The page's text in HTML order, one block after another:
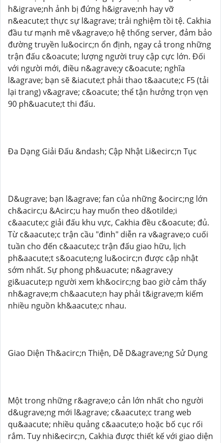
h&igrave;nh ảnh bị đứng h&igrave;nh hay vỡ
n&eacute;t thực sự l&agrave; trải nghiệm tồi tệ. Cakhia
đầu tư mạnh mẽ v&agrave;o hệ thống server, đảm bảo
đường truyền lu&ocirc;n ổn định, ngay cả trong những
trận đấu c&oacute; lượng người truy cập cực lớn. Đối
với người mới, điều n&agrave;y c&oacute; nghĩa
l&agrave; bạn sẽ &iacute;t phải thao t&aacute;c F5 (tải
lại trang) v&agrave; c&oacute; thể tận hưởng trọn vẹn
90 ph&uacute;t thi đấu.
Đa Dạng Giải Đấu &ndash; Cập Nhật Li&ecirc;n Tục
D&ugrave; bạn l&agrave; fan của những &ocirc;ng lớn
ch&acirc;u &Acirc;u hay muốn theo d&otilde;i
c&aacute;c giải đấu khu vực, Cakhia đều c&oacute; đủ.
Từ c&aacute;c trận cầu "đinh" diễn ra v&agrave;o cuối
tuần cho đến c&aacute;c trận đấu giao hữu, lịch
ph&aacute;t s&oacute;ng lu&ocirc;n được cập nhật
sớm nhất. Sự phong ph&uacute; n&agrave;y
gi&uacute;p người xem kh&ocirc;ng bao giờ cảm thấy
nh&agrave;m ch&aacute;n hay phải t&igrave;m kiếm
nhiều nguồn kh&aacute;c nhau.
Giao Diện Th&acirc;n Thiện, Dễ D&agrave;ng Sử Dụng
Một trong những r&agrave;o cản lớn nhất cho người
d&ugrave;ng mới l&agrave; c&aacute;c trang web
qu&aacute; nhiều quảng c&aacute;o hoặc bố cục rối
rắm. Tuy nhi&ecirc;n, Cakhia được thiết kế với giao diện